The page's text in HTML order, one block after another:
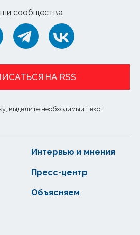
сообщества
НА RSS
выделите необходимый текст
Интервью и мнения
Пресс-центр
Объясняем